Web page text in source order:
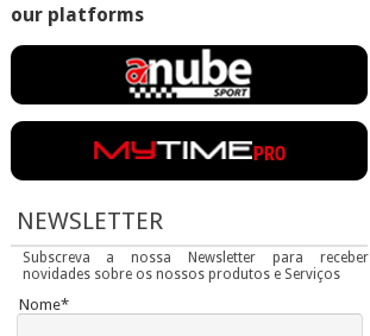
our platforms
NEWSLETTER
Subscreva a nossa Newsletter para receber
novidades sobre os nossos produtos e Serviços
Nome*